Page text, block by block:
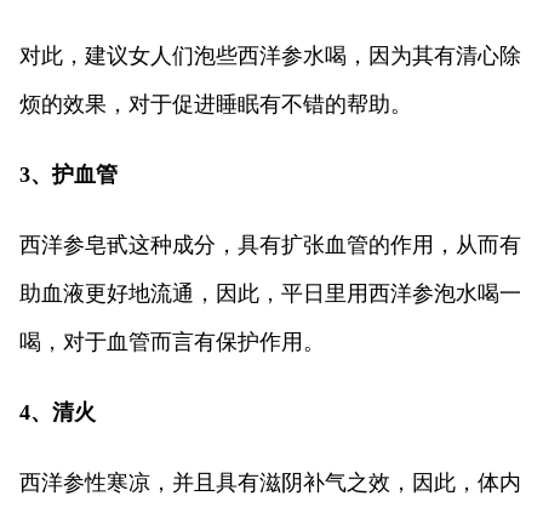
对此，建议女人们泡些西洋参水喝，因为其有清心除
烦的效果，对于促进睡眠有不错的帮助。
3、护血管
西洋参皂甙这种成分，具有扩张血管的作用，从而有
助血液更好地流通，因此，平日里用西洋参泡水喝一
喝，对于血管而言有保护作用。
4、清火
西洋参性寒凉，并且具有滋阴补气之效，因此，体内